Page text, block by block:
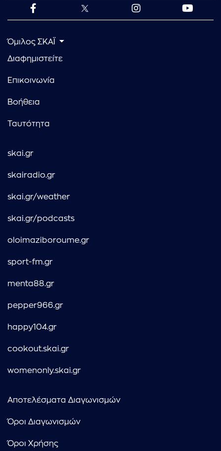
Όμιλος ΣΚΑΪ
Διαφημιστείτε
Επικοινωνία
Βοήθεια
Ταυτότητα
skai.gr
skairadio.gr
skai.gr/weather
skai.gr/podcasts
oloimaziboroume.gr
sport-fm.gr
menta88.gr
pepper966.gr
happy104.gr
cookout.skai.gr
womenonly.skai.gr
Αποτελέσματα Διαγωνισμών
Όροι Διαγωνισμών
Όροι Χρήσης